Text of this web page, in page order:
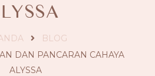
BLOG
DAN PANCARAN CAHAYA
ALYSSA